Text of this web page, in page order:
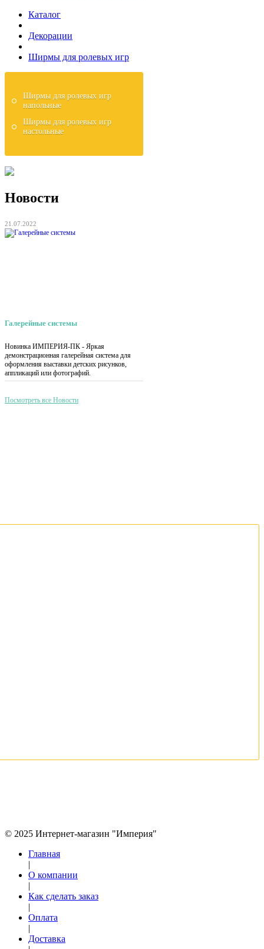
Каталог
Декорации
Ширмы для ролевых игр
Ширмы для ролевых игр
напольные
Ширмы для ролевых игр
настольные
Новости
21.07.2022
Галерейные системы
Новинка ИМПЕРИЯ-ПК - Яркая
демонстрационная галерейная система для
оформления выставки детских рисунков,
аппликаций или фотографий.
Посмотреть все Новости
© 2025 Интернет-магазин "Империя"
Главная
|
О компании
|
Как сделать заказ
|
Оплата
|
Доставка